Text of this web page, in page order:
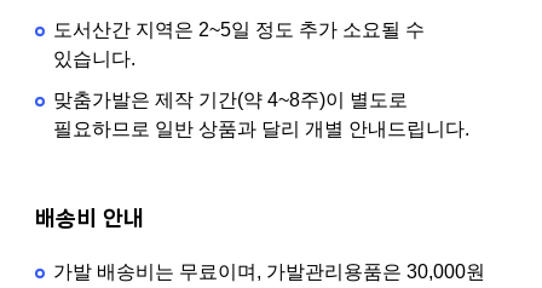
도서산간 지역은 2~5일 정도 추가 소요될 수
있습니다.
맞춤가발은 제작 기간(약 4~8주)이 별도로
필요하므로 일반 상품과 달리 개별 안내드립니다.
배송비 안내
가발 배송비는 무료이며, 가발관리용품은 30,000원